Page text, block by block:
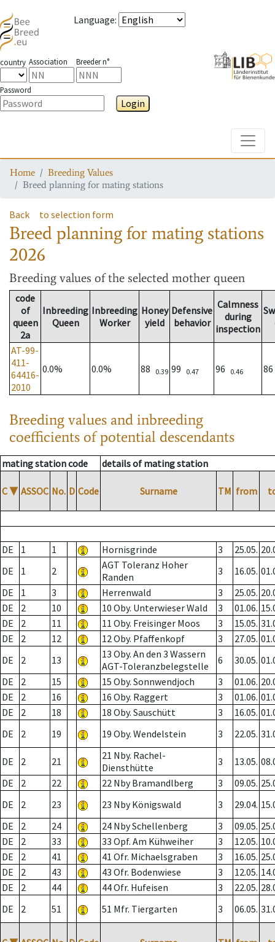
Language:
country Association Breeder n°
Password
Login
Home
Breeding Values
Breed planning for mating stations
Back to selection form
Breed planning for mating stations
2026
Breeding values of the selected mother queen
code
of
queen
2a
Inbreeding
Queen
Inbreeding
Worker
Honey
yield
Defensive
behavior
Calmness
during
inspection
AT-99-
411-
64416-
2010
0.0% 0.0% 88 0.39 99 0.47 96 0.46
Breeding values and inbreeding
coefficients of potential descendants
mating station code details of mating station
C ▼ ASSOC No. D Code Surname TM from
DE 1 1 Hornisgrinde 3 25.05.
DE
1 2
AGT Toleranz Hoher
Randen
3 16.05.
DE
1 3 Herrenwald 3 25.05.
DE
2 10 10 Oby. Unterwieser Wald 3 01.06.
DE
2 11 11 Oby. Freisinger Moos 3 15.05.
DE
2 12 12 Oby. Pfaffenkopf 3 27.05.
DE
2 13
13 Oby. An den 3 Wassern
AGT-Toleranzbelegstelle
6 30.05.
DE
2 15 15 Oby. Sonnwendjoch 3 01.06.
DE
2 16 16 Oby. Raggert 3 01.06.
DE
2 18 18 Oby. Sauschütt 3 16.05.
DE
2 19 19 Oby. Wendelstein 3 22.05.
DE 2 21
21 Nby. Rachel-
Diensthütte
3 13.05.
DE
2 22 22 Nby Bramandlberg 3 09.05.
DE
2 23 23 Nby Königswald 3 29.04.
DE
2 24 24 Nby Schellenberg 3 09.05.
DE
2 33 33 Opf. Am Kühweiher 3 12.05.
DE
2 41 41 Ofr. Michaelsgraben 3 16.05.
DE
2 43 43 Ofr. Bodenwiese 3 12.05.
DE
2 44 44 Ofr. Hufeisen 3 22.05.
DE
2 51 51 Mfr. Tiergarten 3 06.05.